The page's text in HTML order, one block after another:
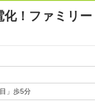
！ファミリー
」歩5分